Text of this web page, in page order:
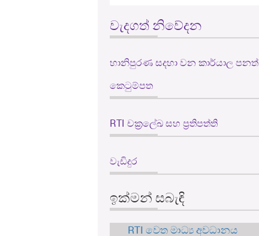
වැදගත් නිවේදන
හානිපුරණ සදහා වන කාර්යාල පනත්
කෙටුම්පත
RTI චක්‍රලේඛ සහ ප්‍රතිපත්ති
වැඩිදුර
ඉක්මන් සබැඳි
RTI වෙත මාධ්‍ය අවධානය